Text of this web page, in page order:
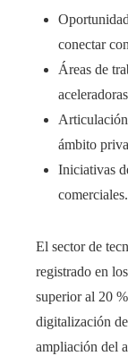
conectar
Áreas de
ámbito
Iniciativas
comerciales.
El sector de
registrado en
superior al 20
digitalización
ampliación del